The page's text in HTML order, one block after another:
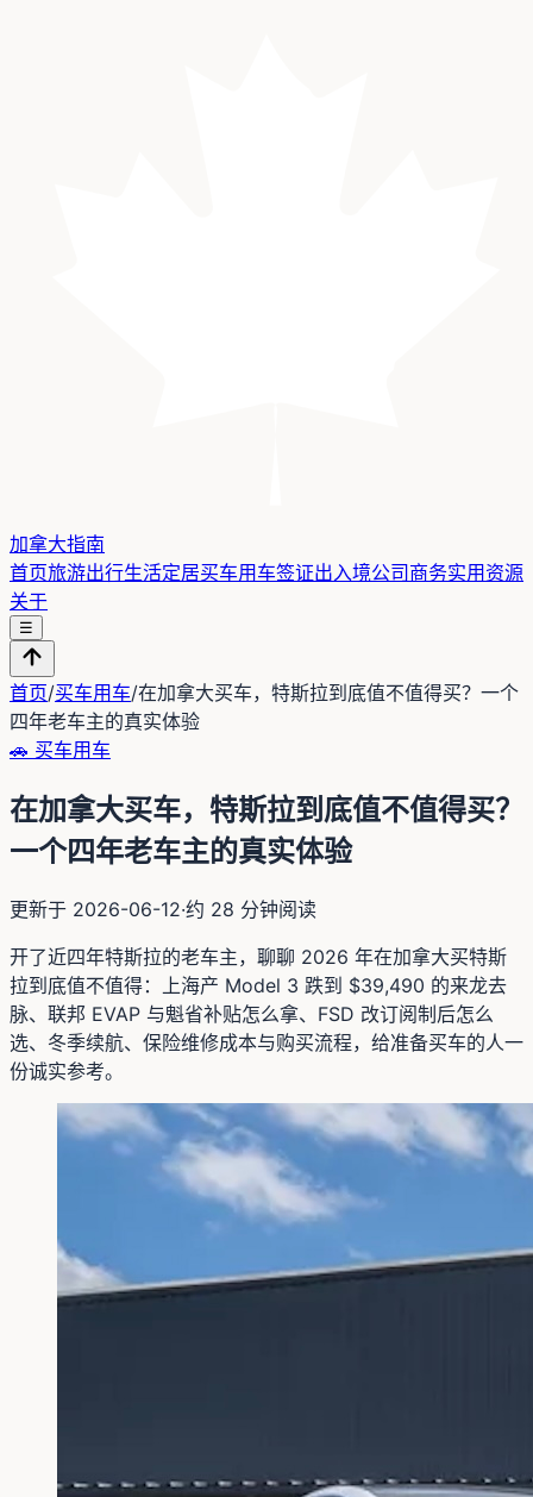
加拿大指南
首页旅游出行生活定居买车用车签证出入境公司商务实用资源
关于
☰
首页/买车用车/在加拿大买车，特斯拉到底值不值得买？一个
四年老车主的真实体验
🚗 买车用车
在加拿大买车，特斯拉到底值不值得买？
一个四年老车主的真实体验
更新于 2026-06-12·约 28 分钟阅读
开了近四年特斯拉的老车主，聊聊 2026 年在加拿大买特斯
拉到底值不值得：上海产 Model 3 跌到 $39,490 的来龙去
脉、联邦 EVAP 与魁省补贴怎么拿、FSD 改订阅制后怎么
选、冬季续航、保险维修成本与购买流程，给准备买车的人一
份诚实参考。